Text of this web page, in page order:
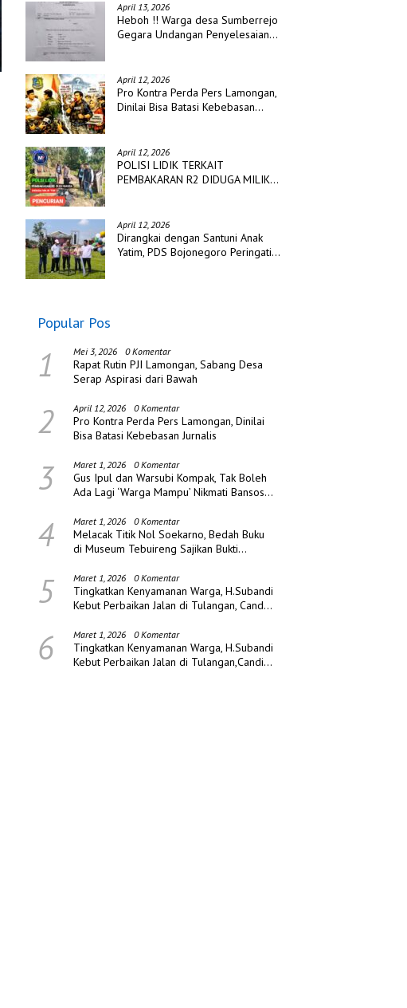
April 13, 2026
Heboh !! Warga desa Sumberrejo
Gegara Undangan Penyelesaian
April 12, 2026
Pro Kontra Perda Pers Lamongan,
Dinilai Bisa Batasi Kebebasan
April 12, 2026
POLISI LIDIK TERKAIT
PEMBAKARAN R2 DIDUGA MILIK
April 12, 2026
Dirangkai dengan Santuni Anak
Yatim, PDS Bojonegoro Peringati
Popular Pos
1 Mei 3, 2026 0 Komentar
Rapat Rutin PJI Lamongan, Sabang Desa
Serap Aspirasi dari Bawah
2 April 12, 2026 0 Komentar
Pro Kontra Perda Pers Lamongan, Dinilai
Bisa Batasi Kebebasan Jurnalis
3 Maret 1, 2026 0 Komentar
Gus Ipul dan Warsubi Kompak, Tak Boleh
Ada Lagi ‘Warga Mampu’ Nikmati Bansos
4 Maret 1, 2026 0 Komentar
Melacak Titik Nol Soekarno, Bedah Buku
di Museum Tebuireng Sajikan Bukti
5 Maret 1, 2026 0 Komentar
Tingkatkan Kenyamanan Warga, H.Subandi
Kebut Perbaikan Jalan di Tulangan, Candi
6 Maret 1, 2026 0 Komentar
Tingkatkan Kenyamanan Warga, H.Subandi
Kebut Perbaikan Jalan di Tulangan,Candi